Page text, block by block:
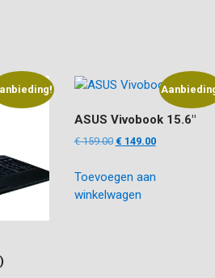
ASUS Vivobook 15.6″
€159.00 Oorspronkelijke
was:
€ 159.00.
€ 149.00Huidige
is:
Toevoegen aan
winkelwagen